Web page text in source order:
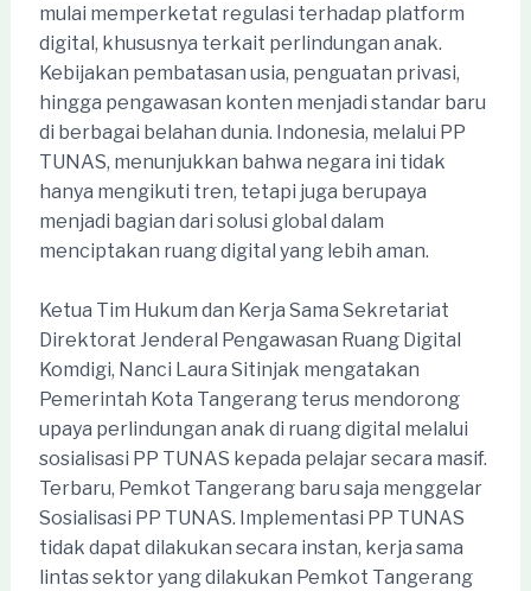
mulai memperketat regulasi terhadap platform
digital, khususnya terkait perlindungan anak.
Kebijakan pembatasan usia, penguatan privasi,
hingga pengawasan konten menjadi standar baru
di berbagai belahan dunia. Indonesia, melalui PP
TUNAS, menunjukkan bahwa negara ini tidak
hanya mengikuti tren, tetapi juga berupaya
menjadi bagian dari solusi global dalam
menciptakan ruang digital yang lebih aman.
Ketua Tim Hukum dan Kerja Sama Sekretariat
Direktorat Jenderal Pengawasan Ruang Digital
Komdigi, Nanci Laura Sitinjak mengatakan
Pemerintah Kota Tangerang terus mendorong
upaya perlindungan anak di ruang digital melalui
sosialisasi PP TUNAS kepada pelajar secara masif.
Terbaru, Pemkot Tangerang baru saja menggelar
Sosialisasi PP TUNAS. Implementasi PP TUNAS
tidak dapat dilakukan secara instan, kerja sama
lintas sektor yang dilakukan Pemkot Tangerang